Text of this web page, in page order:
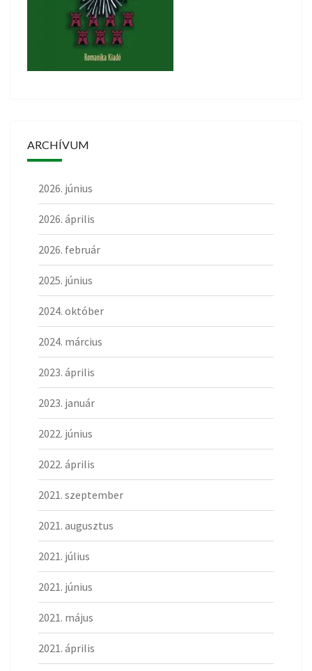
ARCHÍVUM
2026. június
2026. április
2026. február
2025. június
2024. október
2024. március
2023. április
2023. január
2022. június
2022. április
2021. szeptember
2021. augusztus
2021. július
2021. június
2021. május
2021. április